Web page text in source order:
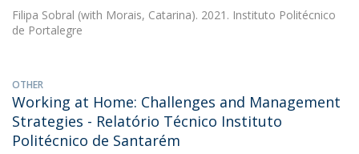
Filipa Sobral (with Morais, Catarina). 2021. Instituto Politécnico
de Portalegre
OTHER
Working at Home: Challenges and Management
Strategies - Relatório Técnico Instituto
Politécnico de Santarém